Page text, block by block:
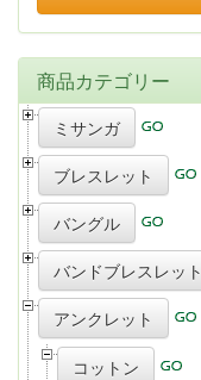
商品カテゴリー
ミサンガ
ブレスレット
バングル
バンドブレスレット
アンクレット
コットン